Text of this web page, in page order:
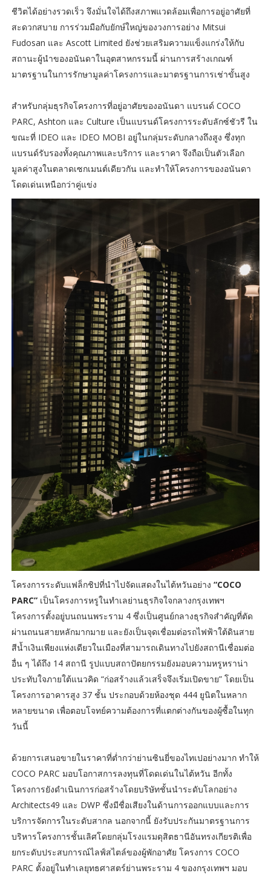
ชีวิตได้อย่างรวดเร็ว จึงมั่นใจได้ถึงสภาพแวดล้อมเพื่อการอยู่อาศัยที่
สะดวกสบาย การร่วมมือกับยักษ์ใหญ่ของวงการอย่าง Mitsui
Fudosan และ Ascott Limited ยังช่วยเสริมความแข็งแกร่งให้กับ
สถานะผู้นำของอนันดาในอุตสาหกรรมนี้ ผ่านการสร้างเกณฑ์
มาตรฐานในการรักษามูลค่าโครงการและมาตรฐานการเช่าขั้นสูง
สำหรับกลุ่มธุรกิจโครงการที่อยู่อาศัยของอนันดา แบรนด์ COCO
PARC, Ashton และ Culture เป็นแบรนด์โครงการระดับลักซ์ชัวรี ใน
ขณะที่ IDEO และ IDEO MOBI อยู่ในกลุ่มระดับกลางถึงสูง ซึ่งทุก
แบรนด์รับรองทั้งคุณภาพและบริการ และราคา จึงถือเป็นตัวเลือก
มูลค่าสูงในตลาดเซกเมนต์เดียวกัน และทำให้โครงการของอนันดา
โดดเด่นเหนือกว่าคู่แข่ง
โครงการระดับแฟล็กชิปที่นำไปจัดแสดงในไต้หวันอย่าง “COCO
PARC” เป็นโครงการหรูในทำเลย่านธุรกิจใจกลางกรุงเทพฯ
โครงการตั้งอยู่บนถนนพระราม 4 ซึ่งเป็นศูนย์กลางธุรกิจสำคัญที่ตัด
ผ่านถนนสายหลักมากมาย และยังเป็นจุดเชื่อมต่อรถไฟฟ้าใต้ดินสาย
สีน้ำเงินเพียงแห่งเดียวในเมืองที่สามารถเดินทางไปยังสถานีเชื่อมต่อ
อื่น ๆ ได้ถึง 14 สถานี รูปแบบสถาปัตยกรรมยังมอบความหรูหราน่า
ประทับใจภายใต้แนวคิด “ก่อสร้างแล้วเสร็จจึงเริ่มเปิดขาย” โดยเป็น
โครงการอาคารสูง 37 ชั้น ประกอบด้วยห้องชุด 444 ยูนิตในหลาก
หลายขนาด เพื่อตอบโจทย์ความต้องการที่แตกต่างกันของผู้ซื้อในทุก
วันนี้
ด้วยการเสนอขายในราคาที่ต่ำกว่าย่านซินยี่ของไทเปอย่างมาก ทำให้
COCO PARC มอบโอกาสการลงทุนที่โดดเด่นในไต้หวัน อีกทั้ง
โครงการยังดำเนินการก่อสร้างโดยบริษัทชั้นนำระดับโลกอย่าง
Architects49 และ DWP ซึ่งมีชื่อเสียงในด้านการออกแบบและการ
บริการจัดการในระดับสากล นอกจากนี้ ยังรับประกันมาตรฐานการ
บริหารโครงการชั้นเลิศโดยกลุ่มโรงแรมดุสิตธานีอันทรงเกียรติเพื่อ
ยกระดับประสบการณ์ไลฟ์สไตล์ของผู้พักอาศัย โครงการ COCO
PARC ตั้งอยู่ในทำเลยุทธศาสตร์ย่านพระราม 4 ของกรุงเทพฯ มอบ